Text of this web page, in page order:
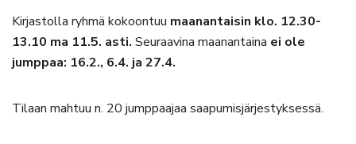
Kirjastolla ryhmä kokoontuu maanantaisin klo. 12.30-
13.10 ma 11.5. asti. Seuraavina maanantaina ei ole
jumppaa: 16.2., 6.4. ja 27.4.
Tilaan mahtuu n. 20 jumppaajaa saapumisjärjestyksessä.